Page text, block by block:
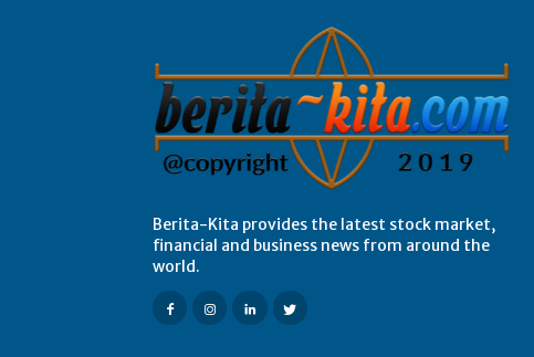
Berita-Kita provides the latest stock market,
financial and business news from around the
world.